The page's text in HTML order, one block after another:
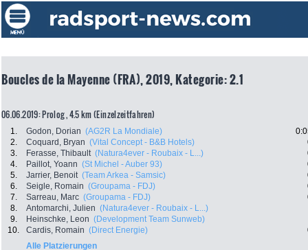
Boucles de la Mayenne (FRA), 2019, Kategorie: 2.1
06.06.2019: Prolog , 4.5 km (Einzelzeitfahren)
1. Godon, Dorian (AG2R La Mondiale)
2.
Coquard, Bryan (Vital Concept - B&B Hotels)
3.
Ferasse, Thibault (Natura4ever - Roubaix - L...)
4.
Paillot, Yoann (St Michel - Auber 93)
5.
Jarrier, Benoit (Team Arkea - Samsic)
6.
Seigle, Romain (Groupama - FDJ)
7.
Sarreau, Marc (Groupama - FDJ)
8.
Antomarchi, Julien (Natura4ever - Roubaix - L...)
9.
Heinschke, Leon (Development Team Sunweb)
10.
Cardis, Romain (Direct Energie)
Alle Platzierungen